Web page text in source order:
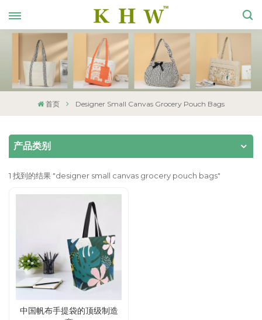
首页 Designer Small Canvas Grocery Pouch Bags
产品类别
1 找到的结果 "designer small canvas grocery pouch bags"
中国帆布手提袋的顶级制造